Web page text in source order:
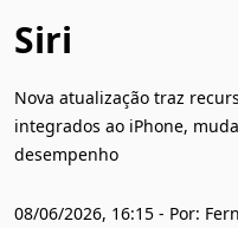
Siri
Nova atualização traz
integrados ao iPhone,
desempenho
08/06/2026, 16:15 - Por: